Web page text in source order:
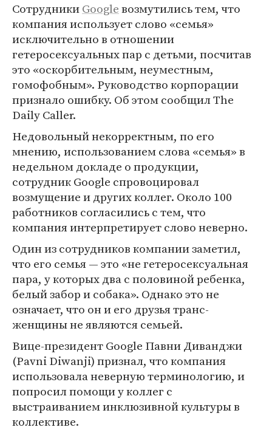
СотрудникиGoogleвозмутились тем, что
компания использует слово «семья»
исключительно в отношении
гетеросексуальных пар с детьми, посчитав
это «оскорбительным, неуместным,
гомофобным». Руководство корпорации
признало ошибку. Об этом сообщил The
Daily Caller.
Недовольный некорректным, по его
мнению, использованием слова «семья» в
недельном докладе о продукции,
сотрудник Google спровоцировал
возмущение и других коллег. Около 100
работников согласились с тем, что
компания интерпретирует слово неверно.
Один из сотрудников компании заметил,
что его семья — это «не гетеросексуальная
пара, у которых два с половиной ребенка,
белый забор и собака». Однако это не
означает, что он и его друзья транс-
женщины не являются семьей.
Вице-президент Google Павни Диванджи
(Pavni Diwanji) признал, что компания
использовала неверную терминологию, и
попросил помощи у коллег с
выстраиванием инклюзивной культуры в
коллективе.